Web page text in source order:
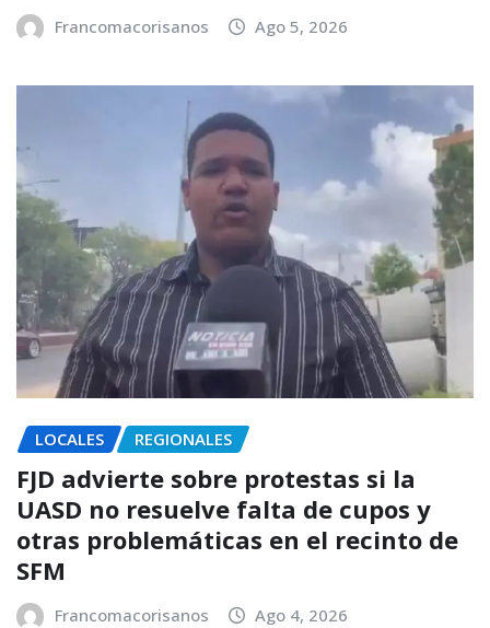
Francomacorisanos Ago 5, 2026
LOCALES REGIONALES
FJD advierte sobre protestas si la
UASD no resuelve falta de cupos y
otras problemáticas en el recinto de
SFM
Francomacorisanos Ago 4, 2026